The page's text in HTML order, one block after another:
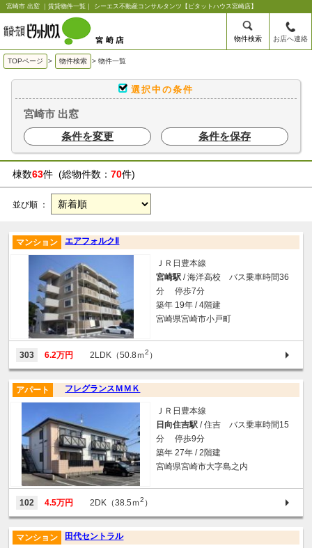
宮崎市 出窓 ｜賃貸物件一覧｜ シーエス不動産コンサルタンツ【ピタットハウス宮崎店】
物件検索 お店へ連絡
TOPページ > 物件検索 > 物件一覧
選択中の条件
宮崎市 出窓
条件を変更
条件を保存
棟数63件 (総物件数： 70件)
並び順 ：
エアフォルクⅡ
マンション
ＪＲ日豊本線
宮崎駅 / 海洋高校 バス乗車時間36
分 停歩7分
築年 19年 / 4階建
宮崎県宮崎市小戸町
303 6.2万円 2LDK（50.8ｍ2 ）
フレグランスＭＭＫ
アパート
ＪＲ日豊本線
日向住吉駅 / 住吉 バス乗車時間15
分 停歩9分
築年 27年 / 2階建
宮崎県宮崎市大字島之内
102 4.5万円 2DK（38.5ｍ2 ）
田代セントラル
マンション